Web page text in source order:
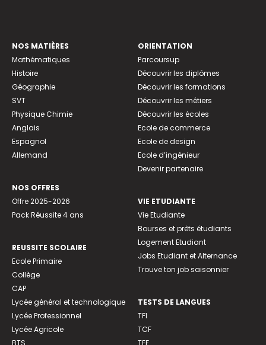
NOS MATIÈRES
Mathématiques
Histoire
Géographie
SVT
Physique Chimie
Anglais
Espagnol
Allemand
NOS OFFRES
Offre 2025-2026
Pack Réussite 4 ans
REUSSITE SCOLAIRE
Ecole Primaire
Collège
CAP
Lycée général et technologique
Lycée Professionnel
Lycée Agricole
BTS
ORIENTATION
Parcoursup
Découvrir les diplômes
Découvrir les formations
Découvrir les métiers
Découvrir les écoles
Ecole de commerce
Ecole de design
Ecole d’ingénieur
Devenir partenaire
VIE ETUDIANTE
Vie Etudiante
Bourses et prêts étudiants
Logement Etudiant
Jobs Etudiant et Alternance
Trouve ton job saisonnier
TESTS DE LANGUES
TFI
TCF
TEF